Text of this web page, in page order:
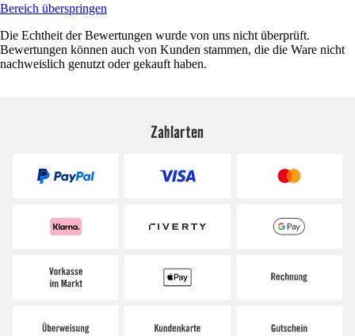
Bereich überspringen
Die Echtheit der Bewertungen wurde von uns nicht überprüft.
Bewertungen können auch von Kunden stammen, die die Ware nicht
nachweislich genutzt oder gekauft haben.
Zahlarten